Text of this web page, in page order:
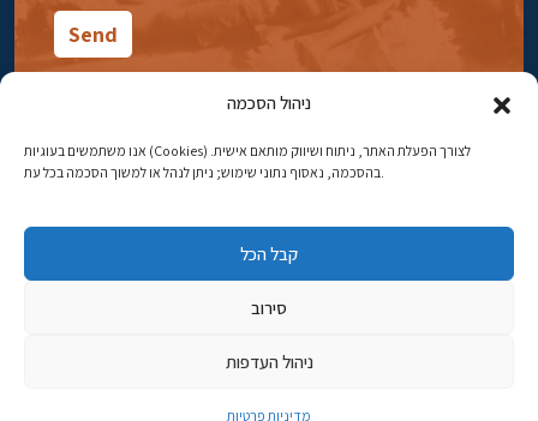
ניהול הסכמה
אנו משתמשים בעוגיות (Cookies) לצורך הפעלת האתר, ניתוח ושיווק מותאם אישית.
בהסכמה, נאסוף נתוני שימוש; ניתן לנהל או למשוך הסכמה בכל עת.
קבל הכל
סירוב
ניהול העדפות
מדיניות פרטיות
14 Ibn Gabirol Street, Rehavia, Jerusalem
najww2@ybz.org.il